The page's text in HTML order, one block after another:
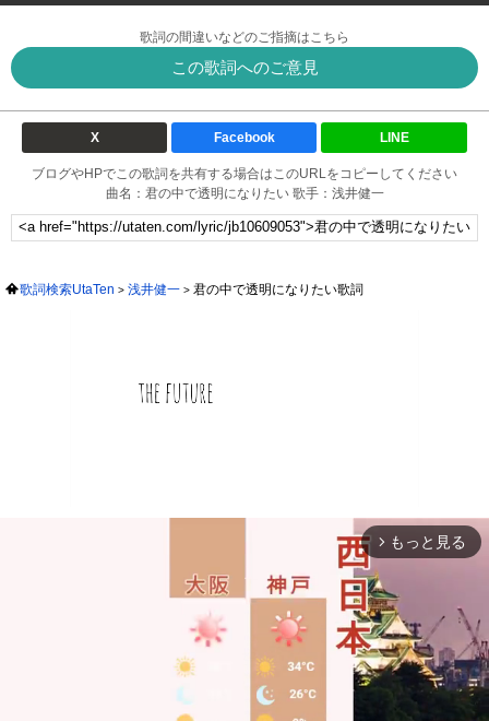
歌詞の間違いなどのご指摘はこちら
この歌詞へのご意見
X Facebook LINE
ブログやHPでこの歌詞を共有する場合はこのURLをコピーしてください
曲名：君の中で透明になりたい 歌手：浅井健一
歌詞検索UtaTen 浅井健一 君の中で透明になりたい歌詞
arrow_forward_ios もっと見る